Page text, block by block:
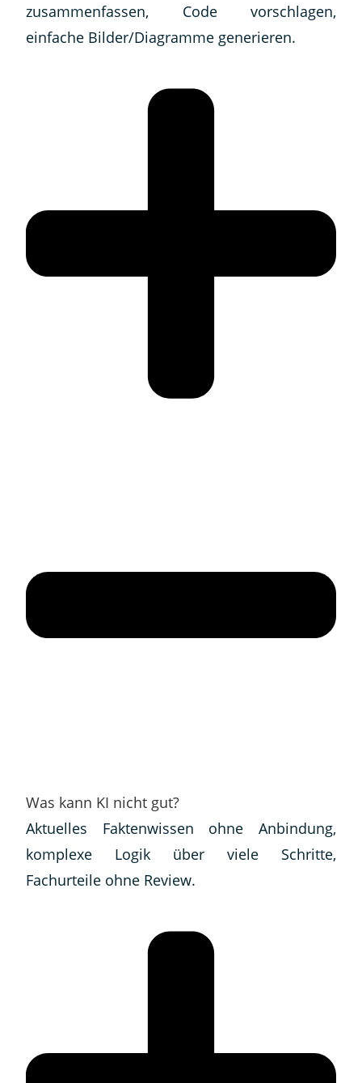
zusammenfassen, Code vorschlagen,
einfache Bilder/Diagramme generieren.
Was kann KI nicht gut?
Aktuelles Faktenwissen ohne Anbindung,
komplexe Logik über viele Schritte,
Fachurteile ohne Review.